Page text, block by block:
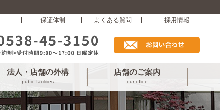
保証体制 よくある質問 採用情報
法人・店舗の外構
public facilities
店舗のご案内
our office